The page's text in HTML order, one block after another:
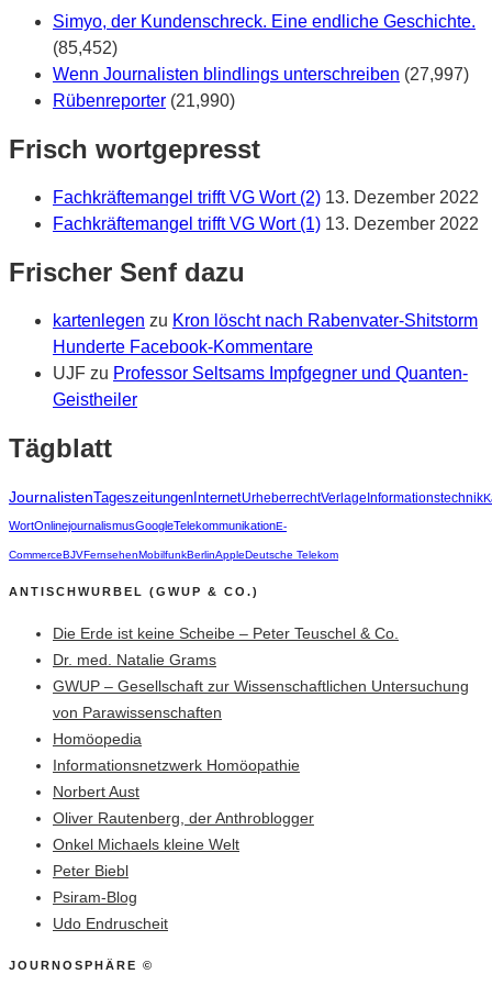
Simyo, der Kundenschreck. Eine endliche Geschichte.
(85,452)
Wenn Journalisten blindlings unterschreiben (27,997)
Rübenreporter (21,990)
Frisch wortgepresst
Fachkräftemangel trifft VG Wort (2) 13. Dezember 2022
Fachkräftemangel trifft VG Wort (1) 13. Dezember 2022
Frischer Senf dazu
kartenlegen zu Kron löscht nach Rabenvater-Shitstorm
Hunderte Facebook-Kommentare
UJF zu Professor Seltsams Impfgegner und Quanten-
Geistheiler
Tägblatt
JournalistenTageszeitungen InternetUrheberrechtVerlageInformationstechnik
WortOnlinejournalismusGoogleTelekommunikationE-
CommerceBJVFernsehenMobilfunkBerlinAppleDeutsche Telekom
ANTISCHWURBEL (GWUP & CO.)
Die Erde ist keine Scheibe – Peter Teuschel & Co.
Dr. med. Natalie Grams
GWUP – Gesellschaft zur Wissenschaftlichen Untersuchung
von Parawissenschaften
Homöopedia
Informationsnetzwerk Homöopathie
Norbert Aust
Oliver Rautenberg, der Anthroblogger
Onkel Michaels kleine Welt
Peter Biebl
Psiram-Blog
Udo Endruscheit
JOURNOSPHÄRE ©